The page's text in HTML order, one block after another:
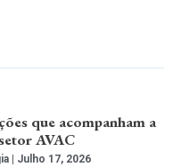
que acompanham a
AVAC
Julho 17, 2026